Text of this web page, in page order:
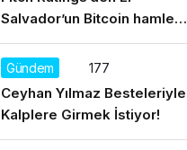
Salvador’un Bitcoin hamlesi
için olumsuz yorum
Gündem 177
Ceyhan Yılmaz Besteleriyle
Kalplere Girmek İstiyor!